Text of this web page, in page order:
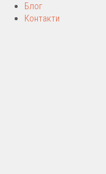
Блог
Контакти